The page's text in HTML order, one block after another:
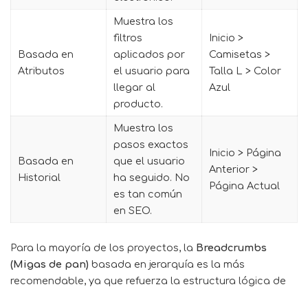
Basada en
Atributos
Muestra los
filtros
aplicados por
el usuario para
llegar al
producto.
Inicio >
Camisetas >
Talla L > Color
Azul
Basada en
Historial
Muestra los
pasos exactos
que el usuario
ha seguido. No
es tan común
en SEO.
Inicio > Página
Anterior >
Página Actual
Para la mayoría de los proyectos, la Breadcrumbs
(Migas de pan) basada en jerarquía es la más
recomendable, ya que refuerza la estructura lógica de